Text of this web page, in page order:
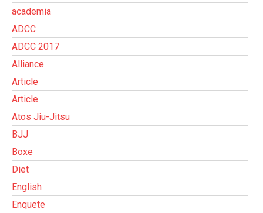
academia
ADCC
ADCC 2017
Alliance
Article
Article
Atos Jiu-Jitsu
BJJ
Boxe
Diet
English
Enquete